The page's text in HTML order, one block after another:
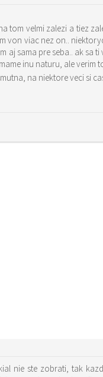
tom velmi zalezi a tiez
von viac nez on..
aj sama pre seba.. ak sa
inu naturu, ale
na niektore veci si
nie ste zobrati, tak